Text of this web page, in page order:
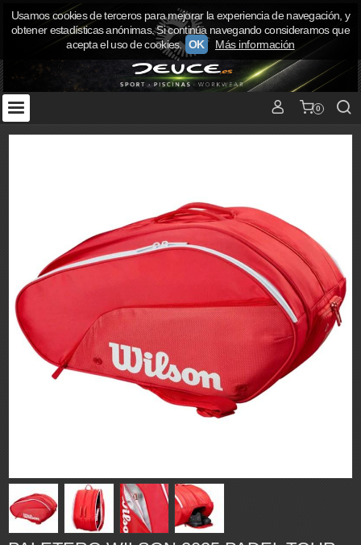
0
Usamos cookies de terceros para mejorar la experiencia de navegación, y
obtener estadísticas anónimas. Si continúa navegando consideramos que
acepta el uso de cookies. OK Más información